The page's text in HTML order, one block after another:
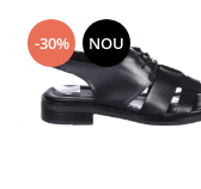
-30% NOU